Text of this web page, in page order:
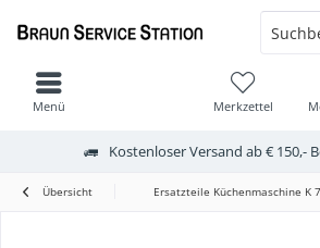
Kostenloser Versand ab € 150,-
Merkzettel
Menü
Übersicht Ersatzteile Küchenmaschine K